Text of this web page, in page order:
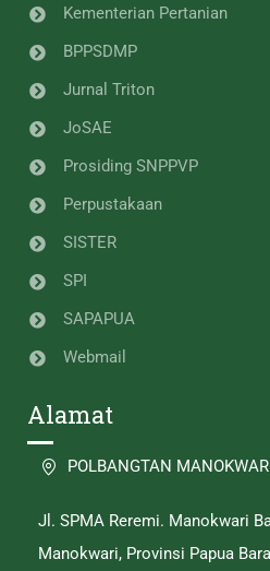
Kementerian Pertanian
BPPSDMP
Jurnal Triton
JoSAE
Prosiding SNPPVP
Perpustakaan
SISTER
SPI
SAPAPUA
Webmail
Alamat
POLBANGTAN
Jl. SPMA Reremi. Manokwari
Manokwari, Provinsi Papua